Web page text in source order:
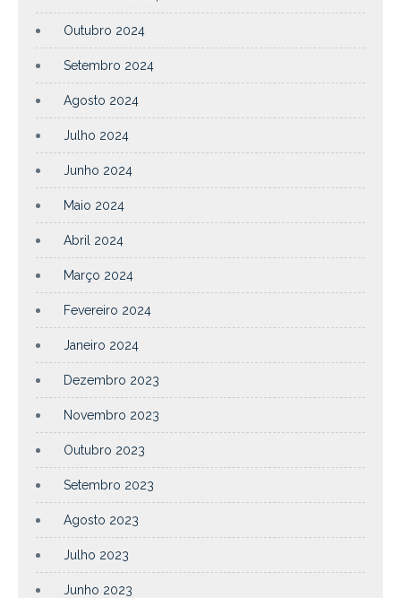
Outubro 2024
Setembro 2024
Agosto 2024
Julho 2024
Junho 2024
Maio 2024
Abril 2024
Março 2024
Fevereiro 2024
Janeiro 2024
Dezembro 2023
Novembro 2023
Outubro 2023
Setembro 2023
Agosto 2023
Julho 2023
Junho 2023